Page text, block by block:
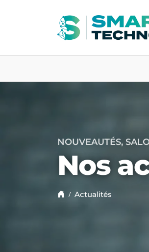
NOUVEAUTÉS,
Nos
Actualités